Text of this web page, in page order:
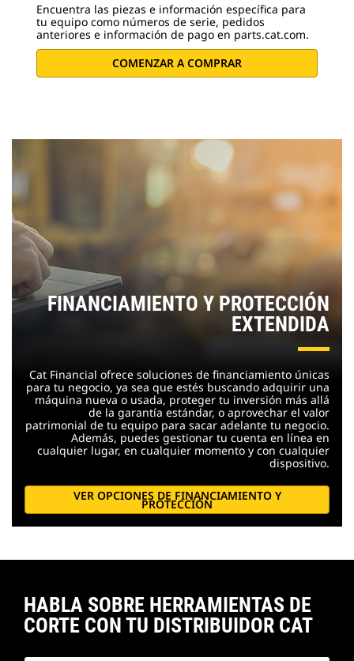
Encuentra las piezas e información específica para
tu equipo como números de serie, pedidos
anteriores e información de pago en parts.cat.com.
COMENZAR A COMPRAR
FINANCIAMIENTO Y PROTECCIÓN
EXTENDIDA
Cat Financial ofrece soluciones de financiamiento únicas
para tu negocio, ya sea que estés buscando adquirir una
máquina nueva o usada, proteger tu inversión más allá
de la garantía estándar, o aprovechar el valor
patrimonial de tu equipo para sacar adelante tu negocio.
Además, puedes gestionar tu cuenta en línea en
cualquier lugar, en cualquier momento y con cualquier
dispositivo.
VER OPCIONES DE FINANCIAMIENTO Y
PROTECCIÓN
HABLA SOBRE HERRAMIENTAS DE
CORTE CON TU DISTRIBUIDOR CAT